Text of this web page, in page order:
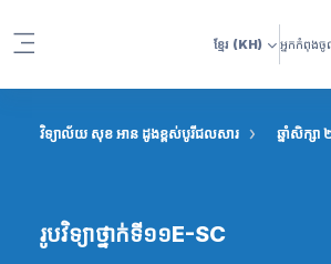
ខ្មែរ (KH) អ្នកកំពុងចូ
វិទ្យាល័យ សុខ អាន ដូងខ្ពស់បូរីជលសារ ឆ្នាំសិក្ស
រូបវិទ្យាថ្នាក់ទី១១E-SC